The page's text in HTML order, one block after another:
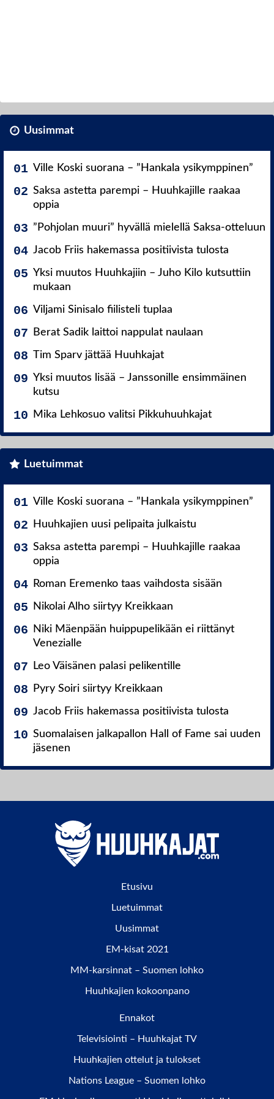
Uusimmat
Ville Koski suorana – ”Hankala ysikymppinen”
Saksa astetta parempi – Huuhkajille raakaa
oppia
”Pohjolan muuri” hyvällä mielellä Saksa-otteluun
Jacob Friis hakemassa positiivista tulosta
Yksi muutos Huuhkajiin – Juho Kilo kutsuttiin
mukaan
Viljami Sinisalo fiilisteli tuplaa
Berat Sadik laittoi nappulat naulaan
Tim Sparv jättää Huuhkajat
Yksi muutos lisää – Janssonille ensimmäinen
kutsu
Mika Lehkosuo valitsi Pikkuhuuhkajat
Luetuimmat
Ville Koski suorana – ”Hankala ysikymppinen”
Huuhkajien uusi pelipaita julkaistu
Saksa astetta parempi – Huuhkajille raakaa
oppia
Roman Eremenko taas vaihdosta sisään
Nikolai Alho siirtyy Kreikkaan
Niki Mäenpään huippupelikään ei riittänyt
Venezialle
Leo Väisänen palasi pelikentille
Pyry Soiri siirtyy Kreikkaan
Jacob Friis hakemassa positiivista tulosta
Suomalaisen jalkapallon Hall of Fame sai uuden
jäsenen
Etusivu
Luetuimmat
Uusimmat
EM-kisat 2021
MM-karsinnat – Suomen lohko
Huuhkajien kokoonpano
Ennakot
Televisiointi – Huuhkajat TV
Huuhkajien ottelut ja tulokset
Nations League – Suomen lohko